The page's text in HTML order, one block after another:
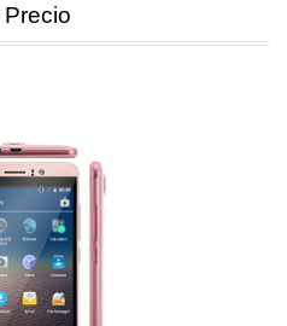
Precio